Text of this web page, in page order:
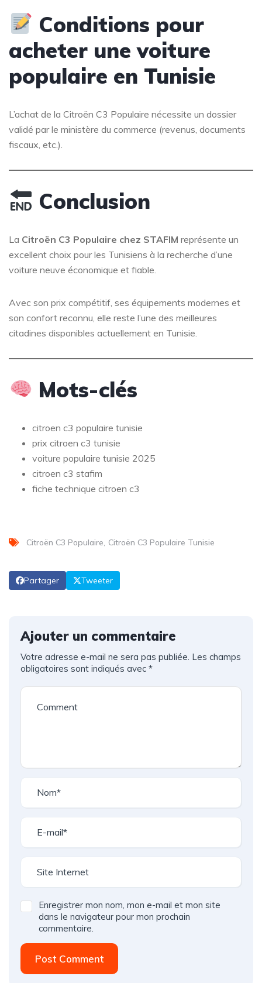
Conditions pour
acheter une voiture
populaire en Tunisie
L’achat de la Citroën C3 Populaire nécessite un dossier
validé par le ministère du commerce (revenus, documents
fiscaux, etc.).
Conclusion
La Citroën C3 Populaire chez STAFIM représente un
excellent choix pour les Tunisiens à la recherche d’une
voiture neuve économique et fiable.
Avec son prix compétitif, ses équipements modernes et
son confort reconnu, elle reste l’une des meilleures
citadines disponibles actuellement en Tunisie.
Mots-clés
citroen c3 populaire tunisie
prix citroen c3 tunisie
voiture populaire tunisie 2025
citroen c3 stafim
fiche technique citroen c3
Citroën C3 Populaire Citroën C3 Populaire Tunisie
Partager Tweeter
Ajouter un commentaire
Votre adresse e-mail ne sera pas publiée. Les champs
obligatoires sont indiqués avec *
Enregistrer mon nom, mon e-mail et mon site
dans le navigateur pour mon prochain
commentaire.
Post Comment